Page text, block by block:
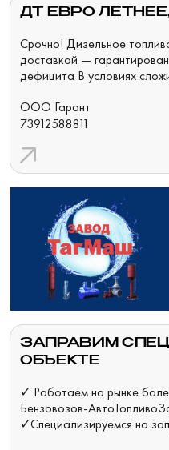
ДТ ЕВРО ЛЕТНЕЕ,
Срочно! Дизельное
доставкой —
дефицита В условиях
ООО Гарант
73912588811
ЗАПРАВИМ
ОБЪЕКТЕ
✓ Работаем на рынке
Бензовозов-
✓Специализируемся на